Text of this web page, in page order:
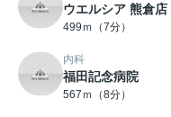
ウエルシア 熊倉店
499ｍ（7分）
内科
福田記念病院
567ｍ（8分）